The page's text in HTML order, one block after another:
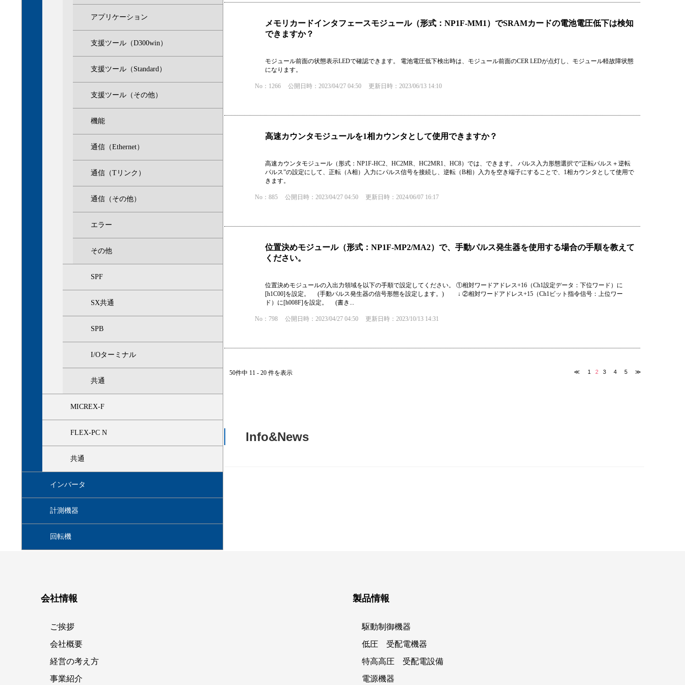
アプリケーション
支援ツール（D300win）
支援ツール（Standard）
支援ツール（その他）
機能
通信（Ethernet）
通信（Tリンク）
通信（その他）
エラー
その他
SPF
SX共通
SPB
I/Oターミナル
共通
MICREX-F
FLEX-PC N
共通
インバータ
計測機器
回転機
メモリカードインタフェースモジュール（形式：NP1F-MM1）でSRAMカードの電池電圧低下は検知
できますか？
モジュール前面の状態表示LEDで確認できます。 電池電圧低下検出時は、モジュール前面のCER LEDが点灯し、モジュール軽故障状態
になります。
No：1266 公開日時：2023/04/27 04:50 更新日時：2023/06/13 14:10
高速カウンタモジュールを1相カウンタとして使用できますか？
高速カウンタモジュール（形式：NP1F-HC2、HC2MR、HC2MR1、HC8）では、できます。 パルス入力形態選択で“正転パルス＋逆転
パルス”の設定にして、正転（A相）入力にパルス信号を接続し、逆転（B相）入力を空き端子にすることで、1相カウンタとして使用で
きます。
No：885 公開日時：2023/04/27 04:50 更新日時：2024/06/07 16:17
位置決めモジュール（形式：NP1F-MP2/MA2）で、手動パルス発生器を使用する場合の手順を教えて
ください。
位置決めモジュールの入出力領域を以下の手順で設定してください。 ①相対ワードアドレス+16（Ch1設定データ：下位ワード）に
[h1C00]を設定。 (手動パルス発生器の信号形態を設定します。) ↓ ②相対ワードアドレス+15（Ch1ビット指令信号：上位ワー
ド）に[h008F]を設定。 (書き...
No：798 公開日時：2023/04/27 04:50 更新日時：2023/10/13 14:31
50件中 11 - 20 件を表示 ≪ 1 2 3 4 5 ≫
Info&News
会社情報
ご挨拶
会社概要
経営の考え方
事業紹介
製品情報
駆動制御機器
低圧 受配電機器
特高高圧 受配電設備
電源機器